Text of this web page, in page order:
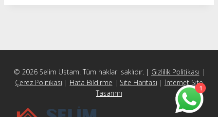
© 2026 Selim Ustam. Tüm hakları saklıdır. | Gizlilik Politikası |
Çerez Politikası | Hata Bildirme | Site Haritası | İnternet Site
Tasarımı
1